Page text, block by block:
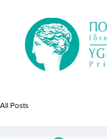
All Posts